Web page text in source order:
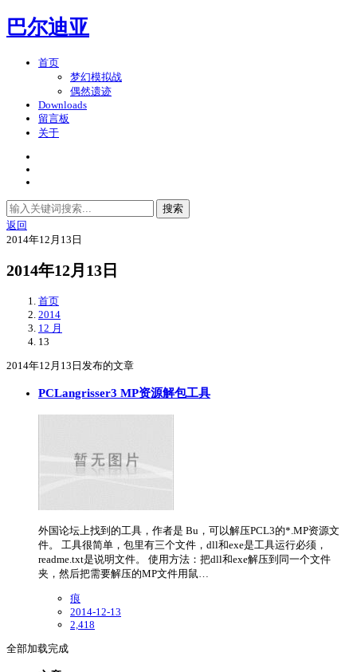
巴尔迪亚
首页
梦幻模拟战
偶然遗迹
Downloads
留言板
关于
搜索
返回
2014年12月13日
2014年12月13日
首页
2014
12 月
13
2014年12月13日发布的文章
PCLangrisser3 MP资源解包工具
外国论坛上找到的工具，作者是 Bu，可以解压PCL3的*.MP资源文
件。 工具很简单，包里有三个文件，dll和exe是工具运行必须，
readme.txt是说明文件。 使用方法：把dll和exe解压到同一个文件
夹，然后把需要解压的MP文件用鼠…
痕
2014-12-13
2,418
全部加载完成